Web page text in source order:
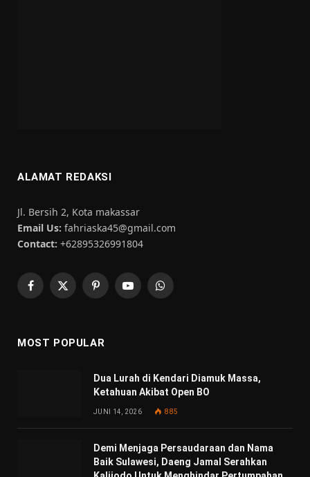
ALAMAT REDAKSI
Jl. Bersih 2, Kota makassar
Email Us: fahriaska45@gmail.com
Contact: +62895326991804
Facebook
X
PinterestYouTubeWhatsApp
MOST POPULAR
Dua Lurah di Kendari Diamuk Massa,
Ketahuan Akibat Open BO
JUNI 14, 2026 885
Demi Menjaga Persaudaraan dan Nama
Baik Sulawesi, Daeng Jamal Serahkan